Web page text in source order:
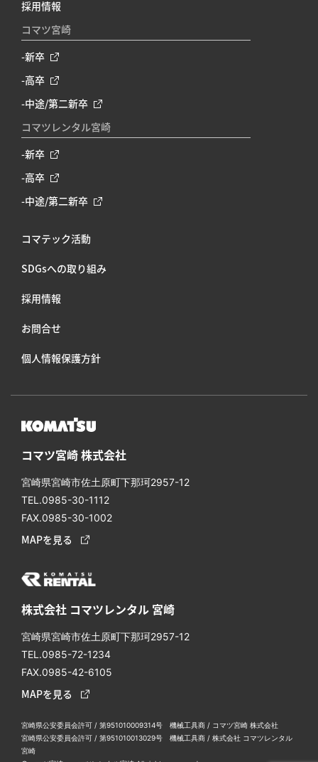
採用情報
コマツ宮崎
-新卒
-高卒
-中途/第二新卒
コマツレンタル宮崎
-新卒
-高卒
-中途/第二新卒
コマテック活動
SDGsへの取り組み
採⽤情報
お問合せ
個人情報保護方針
コマツ宮崎 株式会社
宮崎県宮崎市佐⼟原町下那珂2957-12
TEL.0985-30-1112
FAX.0985-30-1002
MAPを見る
株式会社 コマツレンタル 宮崎
宮崎県宮崎市佐土原町下那珂2957-12
TEL.0985-72-1234
FAX.0985-42-6105
MAPを見る
宮崎県公安委員会許可 / 第951010009314号 機械工具商 / コマツ宮崎 株式会社
宮崎県公安委員会許可 / 第951010013029号 機械工具商 / 株式会社 コマツレンタル
宮崎